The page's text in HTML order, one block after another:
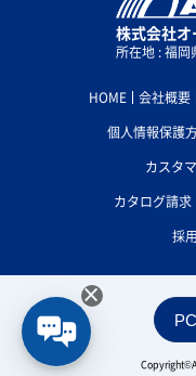
株式会社オ
所在地 : 福
HOME 会社概要
個人情報保護
カスタ
カタログ請
採
×